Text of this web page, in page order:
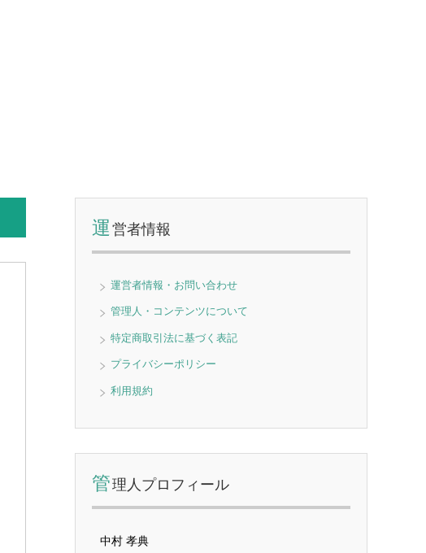
運 営者情報
運営者情報・お問い合わせ
管理人・コンテンツについて
特定商取引法に基づく表記
プライバシーポリシー
利用規約
管理人プロフィール
中村 孝典